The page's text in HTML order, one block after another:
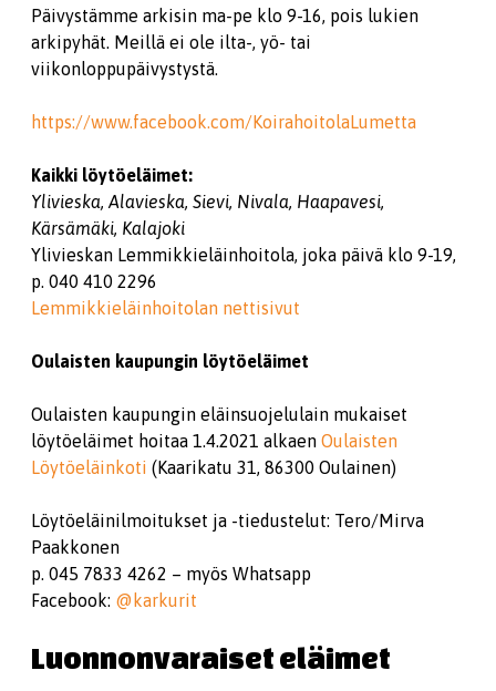
Päivystämme arkisin ma-pe klo 9-16, pois lukien
arkipyhät. Meillä ei ole ilta-, yö- tai
viikonloppupäivystystä.
https://www.facebook.com/KoirahoitolaLumetta
Kaikki löytöeläimet:
Ylivieska, Alavieska, Sievi, Nivala, Haapavesi,
Kärsämäki, Kalajoki
Ylivieskan Lemmikkieläinhoitola, joka päivä klo 9-19,
p. 040 410 2296
Lemmikkieläinhoitolan nettisivut
Oulaisten kaupungin löytöeläimet
Oulaisten kaupungin eläinsuojelulain mukaiset
löytöeläimet hoitaa 1.4.2021 alkaen Oulaisten
Löytöeläinkoti (Kaarikatu 31, 86300 Oulainen)
Löytöeläinilmoitukset ja -tiedustelut: Tero/Mirva
Paakkonen
p. 045 7833 4262 – myös Whatsapp
Facebook: @karkurit
Luonnonvaraiset eläimet